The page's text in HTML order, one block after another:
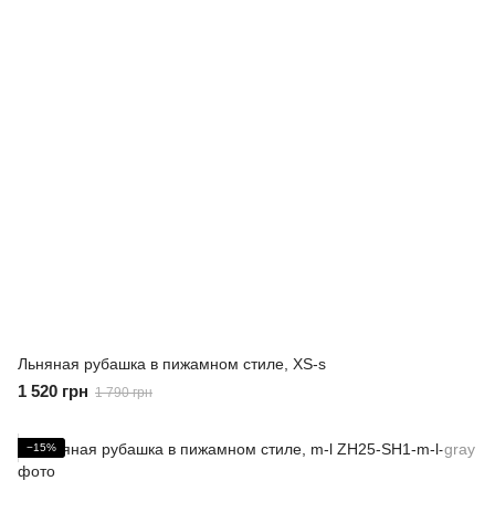
Льняная рубашка в пижамном стиле, XS-s
1 520 грн 1 790 грн
−15%